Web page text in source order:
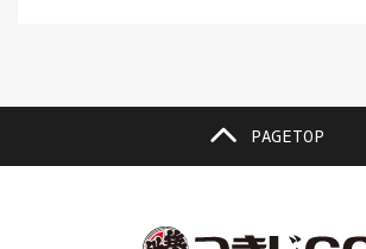
グルメ(11）
ケーキ(3） ケーキ屋(1） コーヒー(7）
PAGETOP